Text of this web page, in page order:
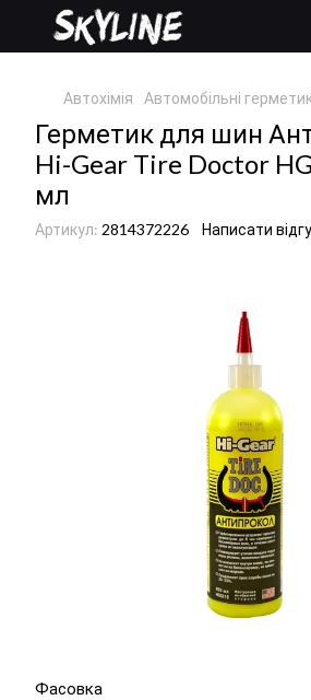
Автохімія Автомобільні
Герметик для шин
Hi-Gear Tire Doctor
мл
Артикул: 2814372226 Написати
Фасовка